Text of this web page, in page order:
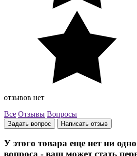
отзывов нет
Все Отзывы Вопросы
Задать вопрос Написать отзыв
У этого товара еще нет ни
вопроса - ваш может стать